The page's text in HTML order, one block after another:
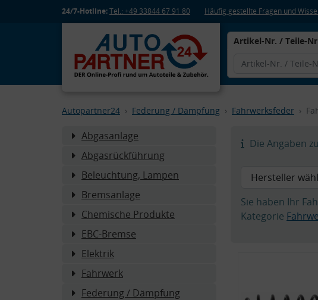
24/7-Hotline:Tel.: +49 33844 67 91 80 Häufig gestellte Fragen und
Artikel-Nr. / Teile-
Autopartner24 Federung / Dämpfung Fahrwerksfeder
Abgasanlage
Abgasrückführung
Beleuchtung, Lampen
Bremsanlage
Chemische Produkte
EBC-Bremse
Elektrik
Fahrwerk
Federung / Dämpfung
Die Angaben
Sie haben Ihr
Kategorie